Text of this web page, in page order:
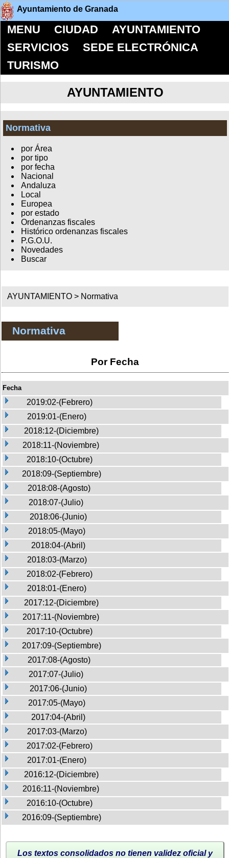
Ayuntamiento de Granada
MENU CIUDAD
AYUNTAMIENTO
SERVICIOS
SEDE ELECTRÓNICA
TURISMO
AYUNTAMIENTO
Normativa
por Área
por tipo
por fecha
Nacional
Andaluza
Local
Europea
por estado
Ordenanzas fiscales
Histórico ordenanzas fiscales
P.G.O.U.
Novedades
Buscar
AYUNTAMIENTO > Normativa
Normativa
Por Fecha
Fecha
2019:02-(Febrero)
2019:01-(Enero)
2018:12-(Diciembre)
2018:11-(Noviembre)
2018:10-(Octubre)
2018:09-(Septiembre)
2018:08-(Agosto)
2018:07-(Julio)
2018:06-(Junio)
2018:05-(Mayo)
2018:04-(Abril)
2018:03-(Marzo)
2018:02-(Febrero)
2018:01-(Enero)
2017:12-(Diciembre)
2017:11-(Noviembre)
2017:10-(Octubre)
2017:09-(Septiembre)
2017:08-(Agosto)
2017:07-(Julio)
2017:06-(Junio)
2017:05-(Mayo)
2017:04-(Abril)
2017:03-(Marzo)
2017:02-(Febrero)
2017:01-(Enero)
2016:12-(Diciembre)
2016:11-(Noviembre)
2016:10-(Octubre)
2016:09-(Septiembre)
Los textos consolidados no tienen validez oficial y